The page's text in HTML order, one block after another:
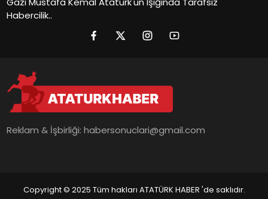
Habercilik..
Reklam & İşbirliği:habersonuclari@gmail.com
Copyright © 2025 Tüm hakları ATATÜRK HABER 'de saklıdır.